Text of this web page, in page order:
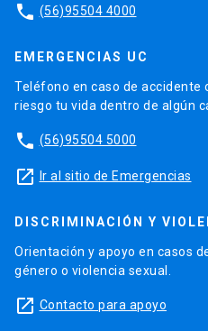
phone (56)95504 4000
EMERGENCIAS UC
Teléfono en caso de accidente
riesgo tu vida dentro de algún
phone (56)95504 5000
launch Ir al sitio de Emergencias
DISCRIMINACIÓN Y
Orientación y apoyo en casos
género o violencia sexual.
launch Contacto para apoyo